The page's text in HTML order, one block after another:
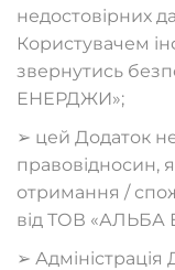
недостовірних
Користувачем
звернутись
ЕНЕРДЖИ»;
➢ цей Додаток
правовідносин,
отримання /
від ТОВ
➢ Адміністрація